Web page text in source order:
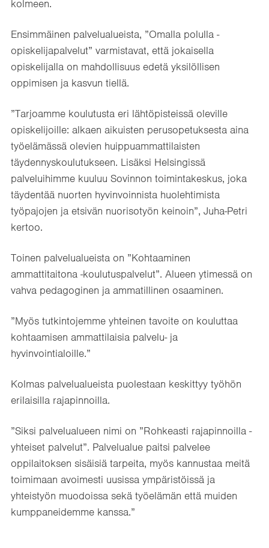
kolmeen.
Ensimmäinen palvelualueista, ”Omalla polulla -
opiskelijapalvelut” varmistavat, että jokaisella
opiskelijalla on mahdollisuus edetä yksilöllisen
oppimisen ja kasvun tiellä.
”Tarjoamme koulutusta eri lähtöpisteissä oleville
opiskelijoille: alkaen aikuisten perusopetuksesta aina
työelämässä olevien huippuammattilaisten
täydennyskoulutukseen. Lisäksi Helsingissä
palveluihimme kuuluu Sovinnon toimintakeskus, joka
täydentää nuorten hyvinvoinnista huolehtimista
työpajojen ja etsivän nuorisotyön keinoin”, Juha-Petri
kertoo.
Toinen palvelualueista on ”Kohtaaminen
ammattitaitona -koulutuspalvelut”. Alueen ytimessä on
vahva pedagoginen ja ammatillinen osaaminen.
”Myös tutkintojemme yhteinen tavoite on kouluttaa
kohtaamisen ammattilaisia palvelu- ja
hyvinvointialoille.”
Kolmas palvelualueista puolestaan keskittyy työhön
erilaisilla rajapinnoilla.
”Siksi palvelualueen nimi on ”Rohkeasti rajapinnoilla -
yhteiset palvelut”. Palvelualue paitsi palvelee
oppilaitoksen sisäisiä tarpeita, myös kannustaa meitä
toimimaan avoimesti uusissa ympäristöissä ja
yhteistyön muodoissa sekä työelämän että muiden
kumppaneidemme kanssa.”